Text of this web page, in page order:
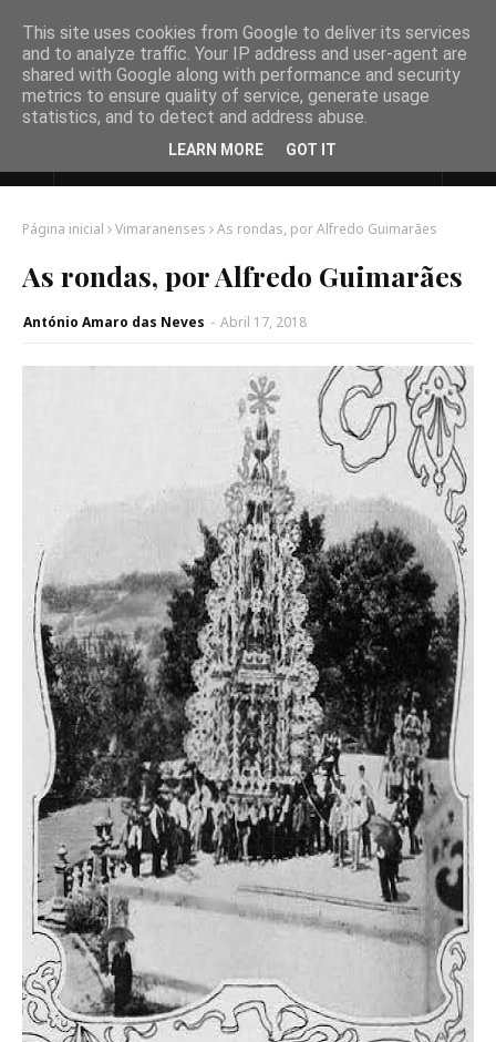
Página inicial Vimaranenses As rondas, por Alfredo Guimarães
As rondas, por Alfredo Guimarães
António Amaro das Neves - Abril 17, 2018
This site uses cookies from Google to deliver its services
and to analyze traffic. Your IP address and user-agent are
shared with Google along with performance and security
metrics to ensure quality of service, generate usage
statistics, and to detect and address abuse.
LEARN MORE GOT IT